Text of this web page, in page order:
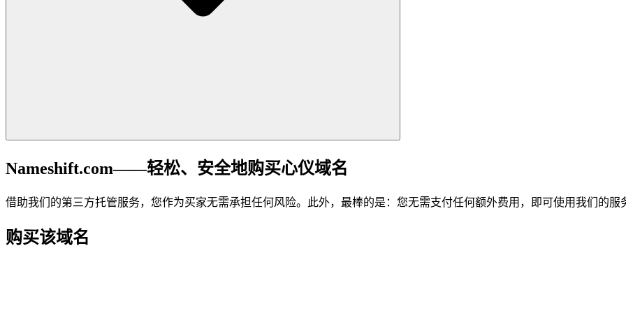
Nameshift.com——轻松、安全地购买心仪域名
借助我们的第三方托管服务，您作为买家无需承担任何风险。此外，最棒的是：您无需支付任何额外费用，即可使用我们的服
购买该域名